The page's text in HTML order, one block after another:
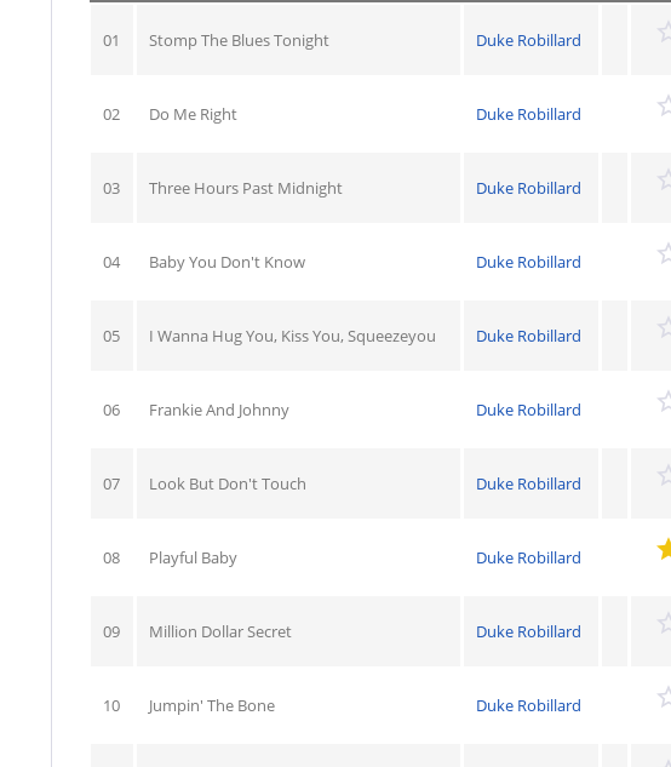
01 Stomp The Blues Tonight Duke Robillard
02 Do Me Right Duke Robillard
03 Three Hours Past Midnight Duke Robillard
04 Baby You Don't Know Duke Robillard
05 I Wanna Hug You, Kiss You, Squeezeyou Duke Robillard
06 Frankie And Johnny Duke Robillard
07 Look But Don't Touch Duke Robillard
08 Playful Baby Duke Robillard
09 Million Dollar Secret Duke Robillard
10 Jumpin' The Bone Duke Robillard